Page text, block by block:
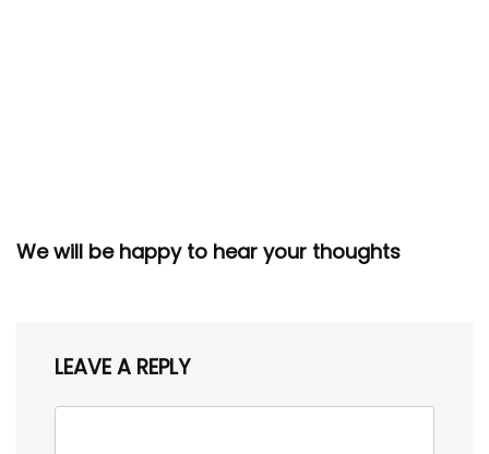
We will be happy to hear your thoughts
LEAVE A REPLY